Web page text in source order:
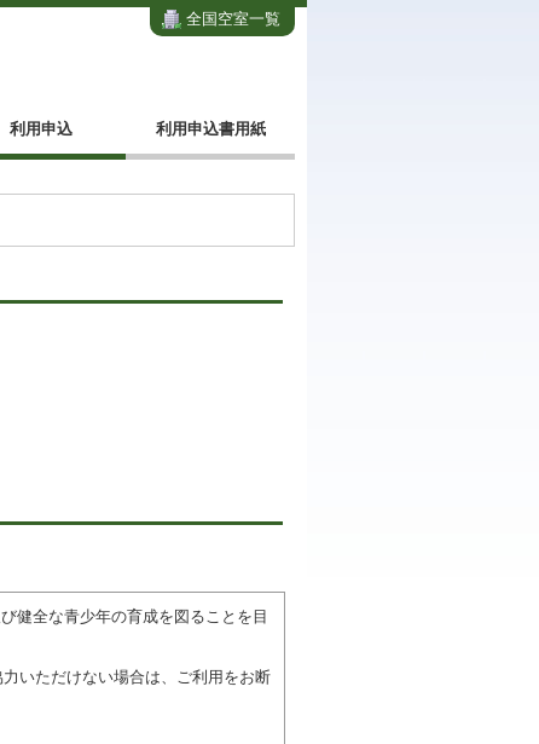
全国空室一覧
利用申込 利用申込書用紙
健全な青少年の育成を図ることを目
いただけない場合は、ご利用をお断